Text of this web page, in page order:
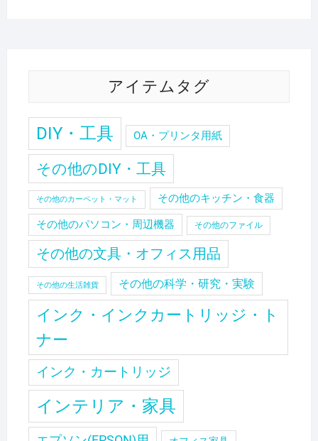
アイテムタグ
DIY・工具 OA・プリンタ用紙
その他のDIY・工具
その他のカーペット・マット その他のキッチン・食器
その他のパソコン・周辺機器 その他のファイル
その他の文具・オフィス用品
その他の生活雑貨 その他の科学・研究・実験
インク・インクカートリッジ・ト
ナー
インク・カートリッジ
インテリア・家具